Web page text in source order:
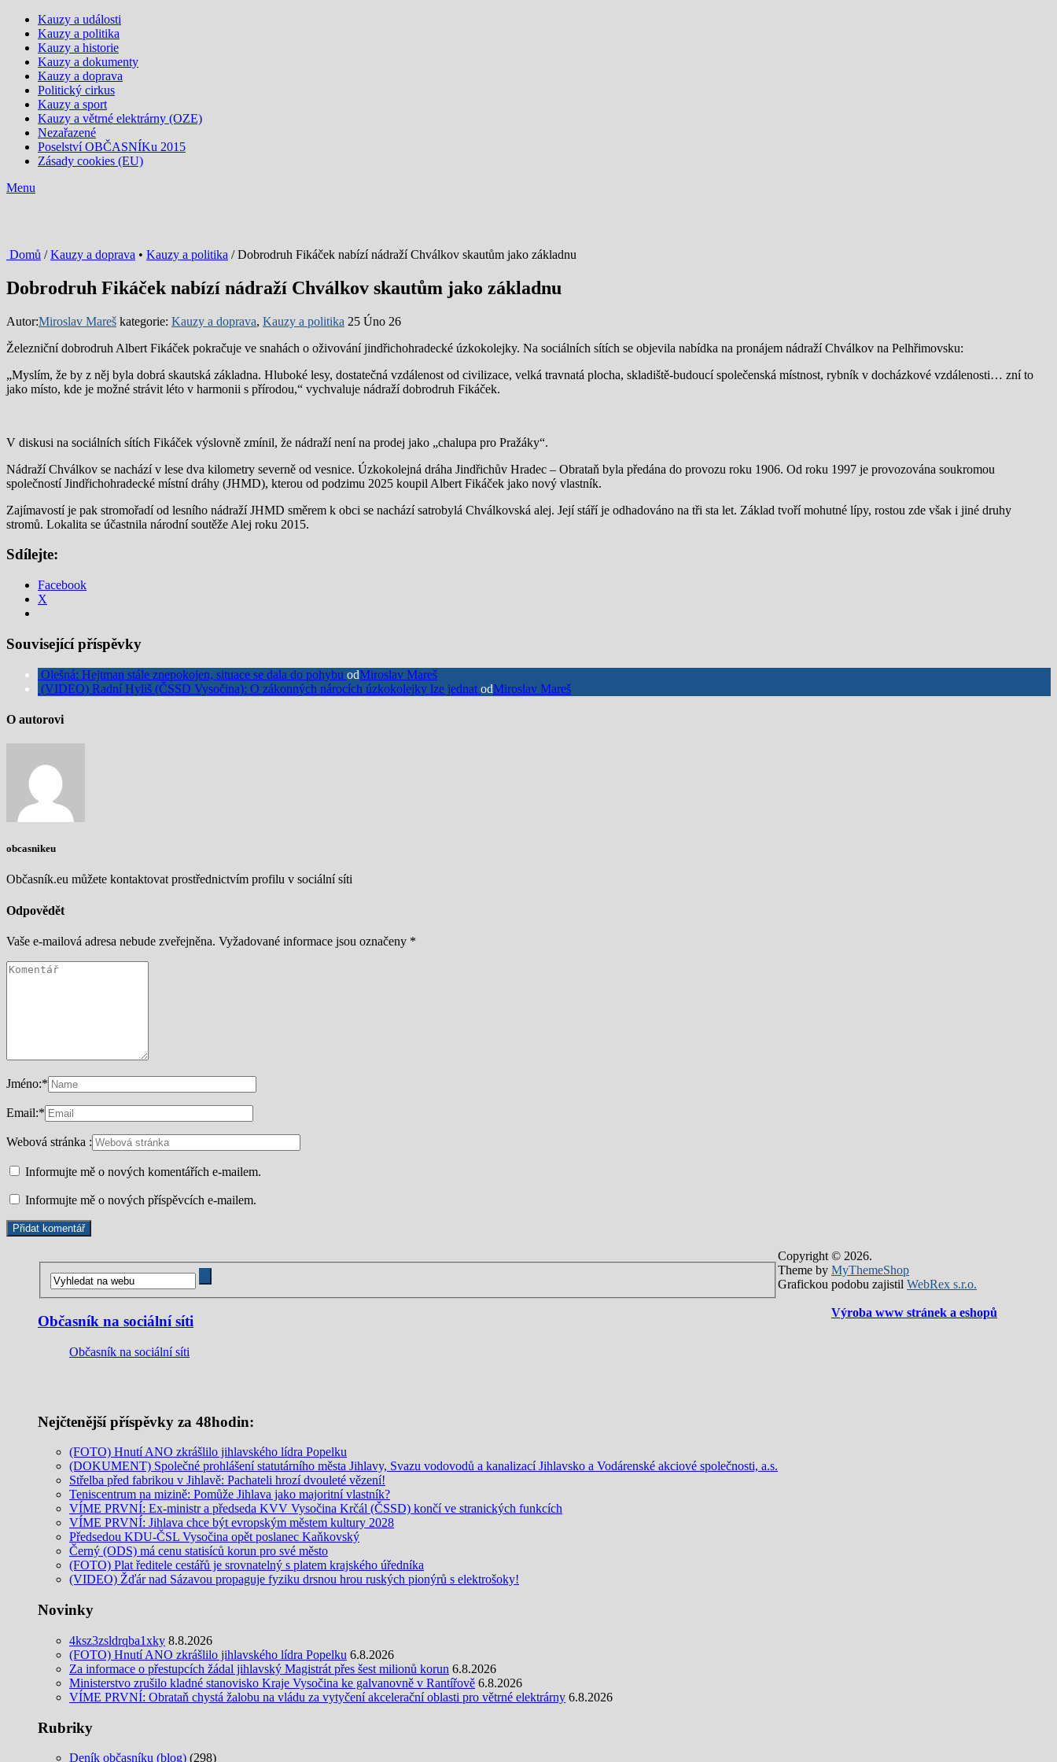
Kauzy a události
Kauzy a politika
Kauzy a historie
Kauzy a dokumenty
Kauzy a doprava
Politický cirkus
Kauzy a sport
Kauzy a větrné elektrárny (OZE)
Nezařazené
Poselství OBČASNÍKu 2015
Zásady cookies (EU)
Menu
Domů /Kauzy a doprava • Kauzy a politika / Dobrodruh Fikáček nabízí nádraží Chválkov skautům jako základnu
Dobrodruh Fikáček nabízí nádraží Chválkov skautům jako základnu
Autor:Miroslav Mareš kategorie: Kauzy a doprava, Kauzy a politika 25 Úno 26
Železniční dobrodruh Albert Fikáček pokračuje ve snahách o oživování jindřichohradecké úzkokolejky. Na sociálních sítích se objevila nabídka na pronájem nádraží Chválkov na Pelhřimovsku:
„Myslím, že by z něj byla dobrá skautská základna. Hluboké lesy, dostatečná vzdálenost od civilizace, velká travnatá plocha, skladiště-budoucí společenská místnost, rybník v docházkové vzdálenosti… zní to
jako místo, kde je možné strávit léto v harmonii s přírodou,“ vychvaluje nádraží dobrodruh Fikáček.
V diskusi na sociálních sítích Fikáček výslovně zmínil, že nádraží není na prodej jako „chalupa pro Pražáky“.
Nádraží Chválkov se nachází v lese dva kilometry severně od vesnice. Úzkokolejná dráha Jindřichův Hradec – Obrataň byla předána do provozu roku 1906. Od roku 1997 je provozována soukromou
společností Jindřichohradecké místní dráhy (JHMD), kterou od podzimu 2025 koupil Albert Fikáček jako nový vlastník.
Zajímavostí je pak stromořadí od lesního nádraží JHMD směrem k obci se nachází satrobylá Chválkovská alej. Její stáří je odhadováno na tři sta let. Základ tvoří mohutné lípy, rostou zde však i jiné druhy
stromů. Lokalita se účastnila národní soutěže Alej roku 2015.
Sdílejte:
Facebook
X
Související příspěvky
Olešná: Hejtman stále znepokojen, situace se dala do pohybu odMiroslav Mareš
(VIDEO) Radní Hyliš (ČSSD Vysočina): O zákonných nárocích úzkokolejky lze jednat odMiroslav Mareš
O autorovi
obcasnikeu
Občasník.eu můžete kontaktovat prostřednictvím profilu v sociální síti
Odpovědět
Vaše e-mailová adresa nebude zveřejněna. Vyžadované informace jsou označeny *
Jméno:*
Email:*
Webová stránka :
Informujte mě o nových komentářích e-mailem.
Informujte mě o nových příspěvcích e-mailem.
Občasník na sociální síti
Občasník na sociální síti
Nejčtenější příspěvky za 48hodin:
(FOTO) Hnutí ANO zkrášlilo jihlavského lídra Popelku
(DOKUMENT) Společné prohlášení statutárního města Jihlavy, Svazu vodovodů a kanalizací Jihlavsko a Vodárenské akciové společnosti, a.s.
Střelba před fabrikou v Jihlavě: Pachateli hrozí dvouleté vězení!
Teniscentrum na mizině: Pomůže Jihlava jako majoritní vlastník?
VÍME PRVNÍ: Ex-ministr a předseda KVV Vysočina Krčál (ČSSD) končí ve stranických funkcích
VÍME PRVNÍ: Jihlava chce být evropským městem kultury 2028
Předsedou KDU-ČSL Vysočina opět poslanec Kaňkovský
Černý (ODS) má cenu statisíců korun pro své město
(FOTO) Plat ředitele cestářů je srovnatelný s platem krajského úředníka
(VIDEO) Žďár nad Sázavou propaguje fyziku drsnou hrou ruských pionýrů s elektrošoky!
Novinky
4ksz3zsldrqba1xky 8.8.2026
(FOTO) Hnutí ANO zkrášlilo jihlavského lídra Popelku 6.8.2026
Za informace o přestupcích žádal jihlavský Magistrát přes šest milionů korun 6.8.2026
Ministerstvo zrušilo kladné stanovisko Kraje Vysočina ke galvanovně v Rantířově 6.8.2026
VÍME PRVNÍ: Obrataň chystá žalobu na vládu za vytyčení akcelerační oblasti pro větrné elektrárny 6.8.2026
Rubriky
Deník občasníku (blog) (298)
Copyright © 2026.
Theme by MyThemeShop
Grafickou podobu zajistil WebRex s.r.o.
Výroba www stránek a eshopů